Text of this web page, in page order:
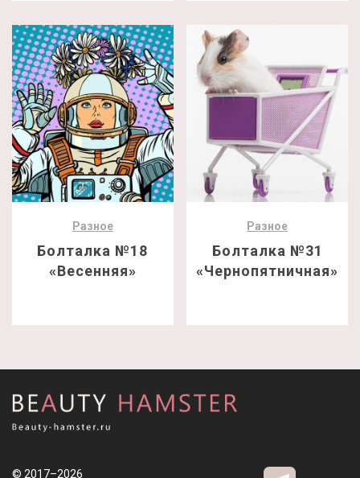
Разное
Болталка №18
«Весенняя»
Разное
Болталка №31
«Чернопятничная»
© 2017–2026